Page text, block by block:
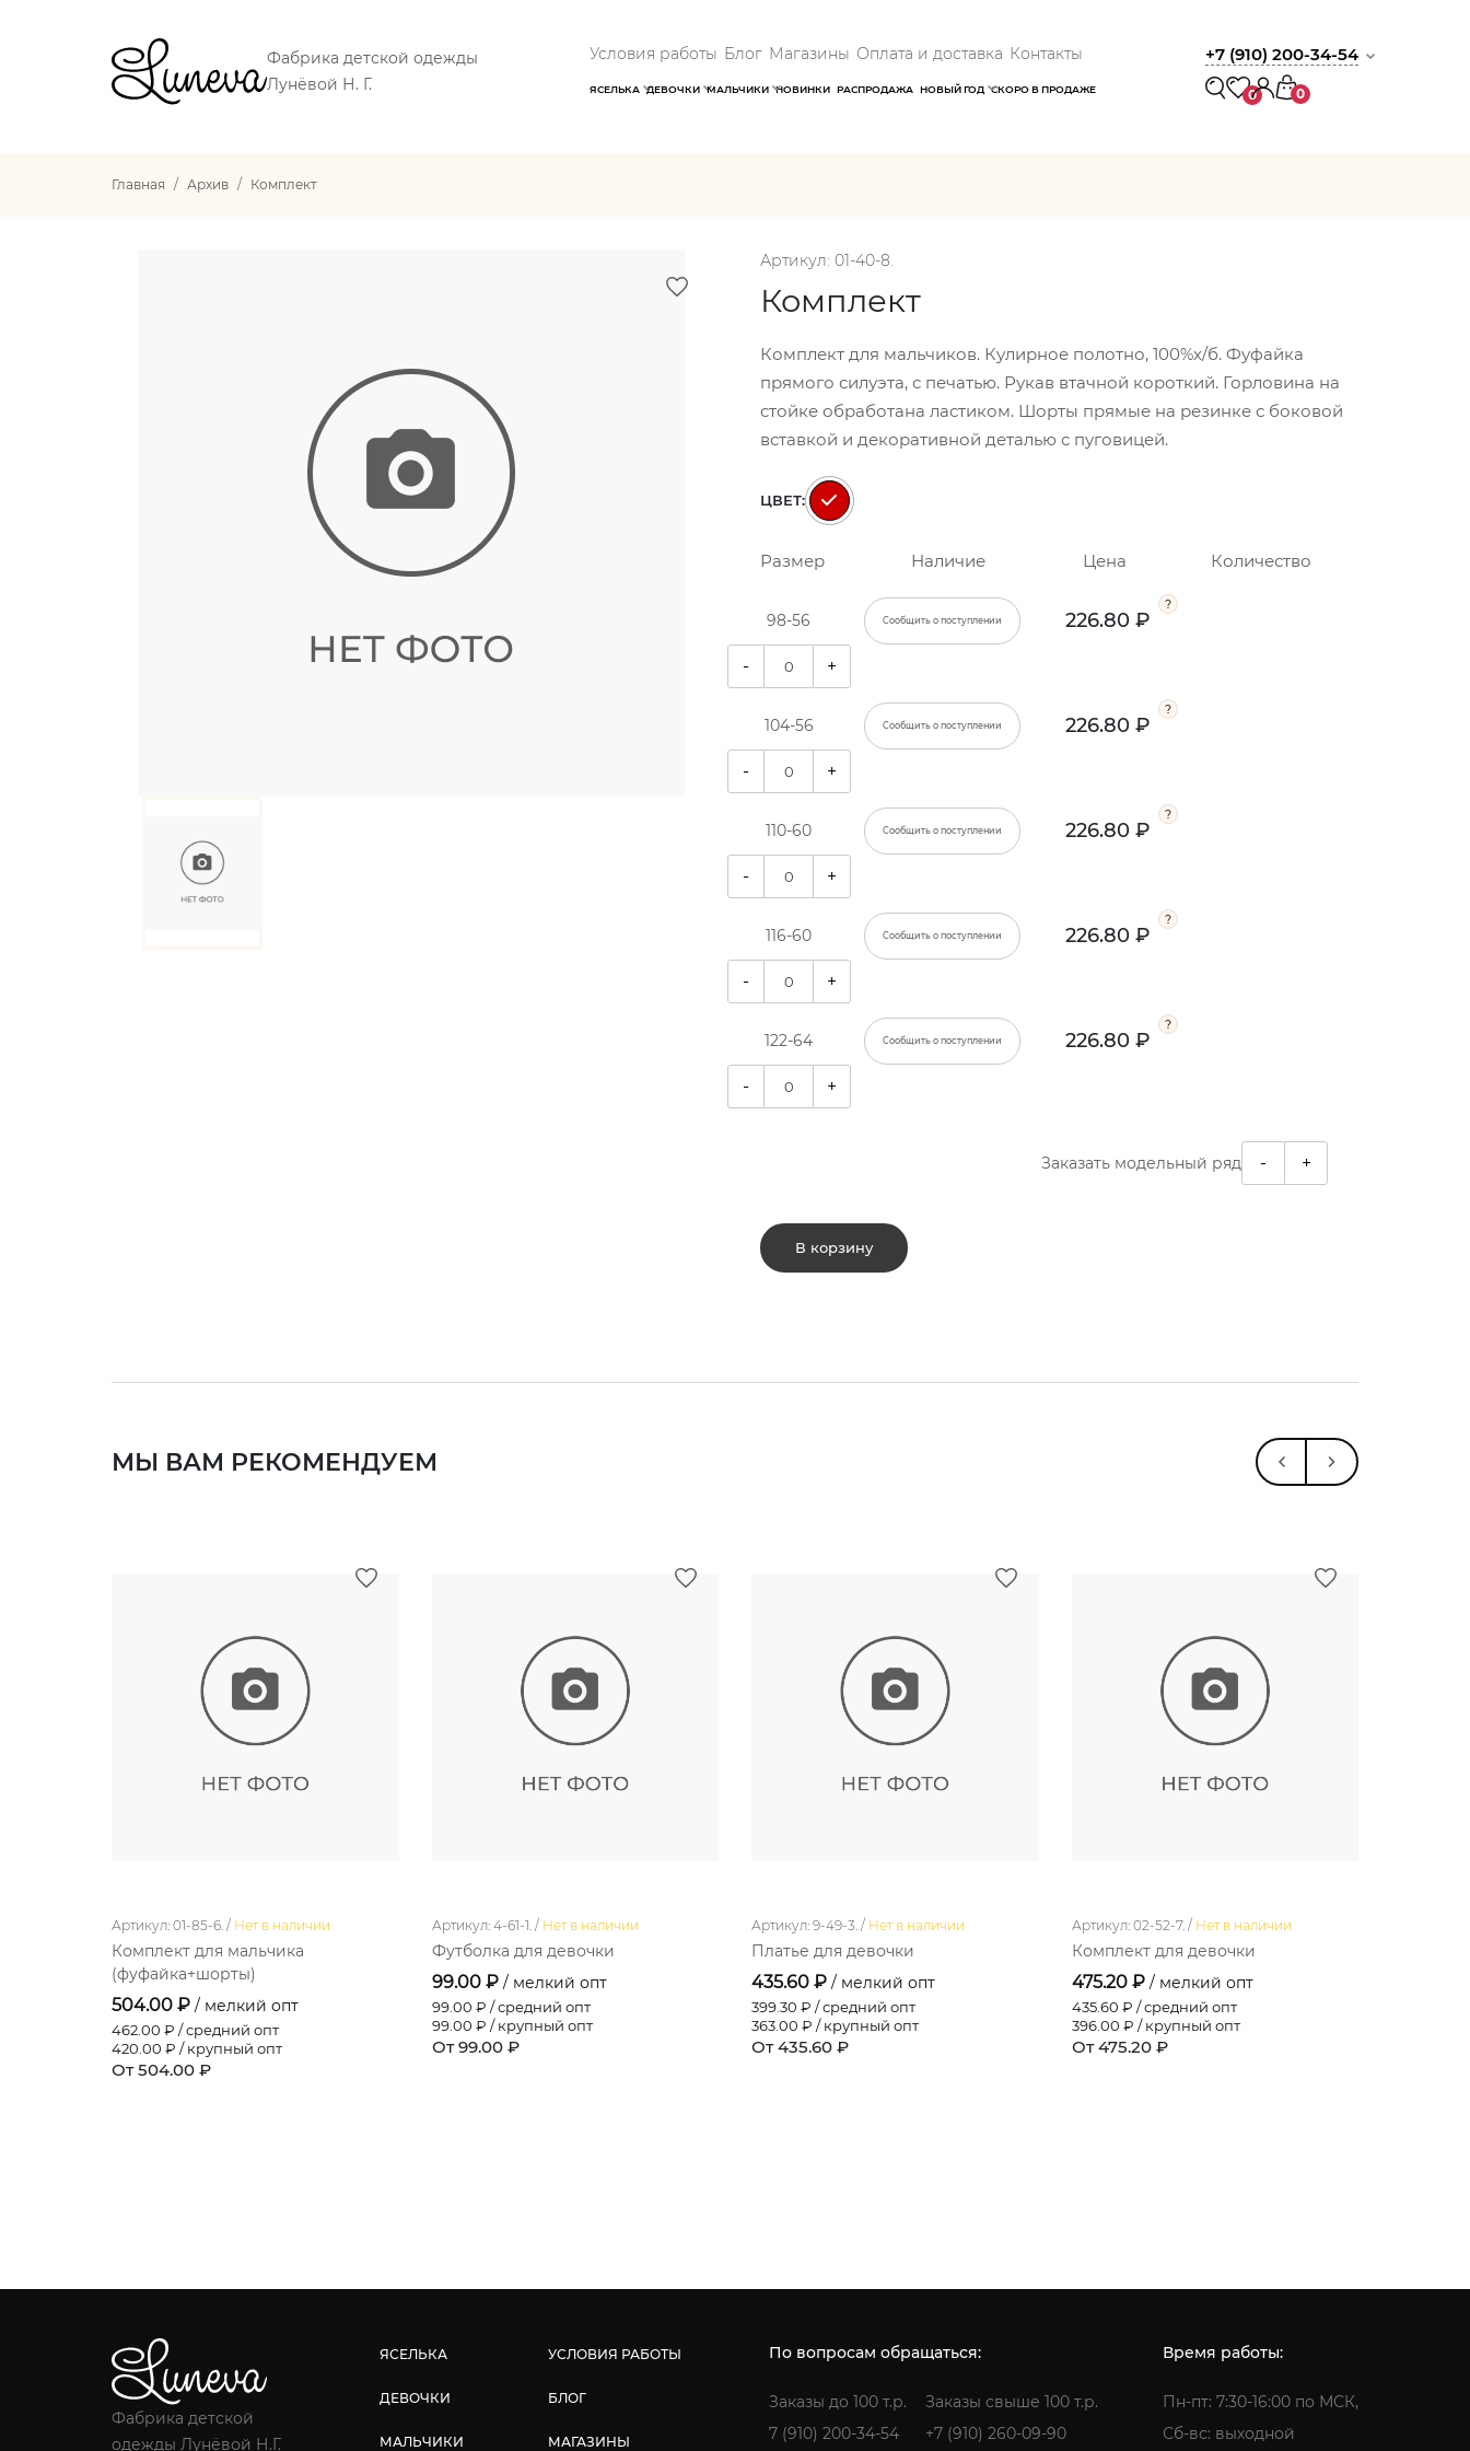
Фабрика детской одежды
Лунёвой Н. Г.
Условия работы Блог Магазины Оплата и доставка Контакты
ЯСЕЛЬКА ДЕВОЧКИ МАЛЬЧИКИ НОВИНКИ РАСПРОДАЖА НОВЫЙ ГОД СКОРО В ПРОДАЖЕ
+7 (910) 200-34-54
0 0
Главная Архив Комплект
Артикул: 01-40-8.
Комплект
Комплект для мальчиков. Кулирное полотно, 100%х/б. Фуфайка
прямого силуэта, с печатью. Рукав втачной короткий. Горловина на
стойке обработана ластиком. Шорты прямые на резинке с боковой
вставкой и декоративной деталью с пуговицей.
ЦВЕТ:
Размер Наличие Цена Количество
98-56 Сообщить о поступлении 226.80 ₽
- +
104-56 Сообщить о поступлении 226.80 ₽
- +
110-60 Сообщить о поступлении 226.80 ₽
- +
116-60 Сообщить о поступлении 226.80 ₽
- +
122-64 Сообщить о поступлении 226.80 ₽
- +
Заказать модельный ряд - +
В корзину
МЫ ВАМ РЕКОМЕНДУЕМ
Артикул: 01-85-6. / Нет в наличии
Комплект для мальчика
(фуфайка+шорты)
504.00 ₽ / мелкий опт
462.00 ₽ / средний опт
420.00 ₽ / крупный опт
От 504.00 ₽
Артикул: 4-61-1. / Нет в наличии
Футболка для девочки
99.00 ₽ / мелкий опт
99.00 ₽ / средний опт
99.00 ₽ / крупный опт
От 99.00 ₽
Артикул: 9-49-3. / Нет в наличии
Платье для девочки
435.60 ₽ / мелкий опт
399.30 ₽ / средний опт
363.00 ₽ / крупный опт
От 435.60 ₽
Артикул: 02-52-7. / Нет в наличии
Комплект для девочки
475.20 ₽ / мелкий опт
435.60 ₽ / средний опт
396.00 ₽ / крупный опт
От 475.20 ₽
Фабрика детской
одежды Лунёвой Н.Г.
ЯСЕЛЬКА
ДЕВОЧКИ
МАЛЬЧИКИ
УСЛОВИЯ РАБОТЫ
БЛОГ
МАГАЗИНЫ
По вопросам обращаться:
Заказы до 100 т.р.
7 (910) 200-34-54
Заказы свыше 100 т.р.
+7 (910) 260-09-90
Время работы:
Пн-пт: 7:30-16:00 по МСК,
Сб-вс: выходной